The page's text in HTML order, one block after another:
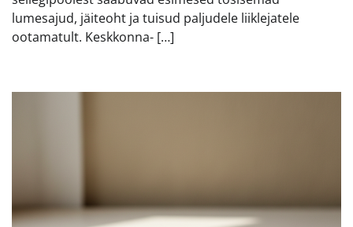
lumesajud, jäiteoht ja tuisud paljudele liiklejatele
ootamatult. Keskkonna- […]